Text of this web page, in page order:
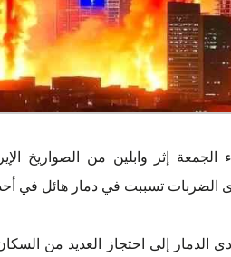
إثر وابلين من الصواريخ
الضربات تسببت في دمار هائل في أحد
الدمار إلى احتجاز العديد من